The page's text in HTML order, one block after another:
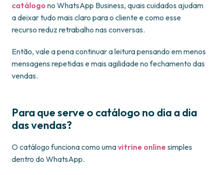
catálogo no WhatsApp Business, quais cuidados ajudam
a deixar tudo mais claro para o cliente e como esse
recurso reduz retrabalho nas conversas.
Então, vale a pena continuar a leitura pensando em menos
mensagens repetidas e mais agilidade no fechamento das
vendas.
Para que serve o catálogo no dia a dia
das vendas?
O catálogo funciona como umavitrine online simples
dentro do WhatsApp.